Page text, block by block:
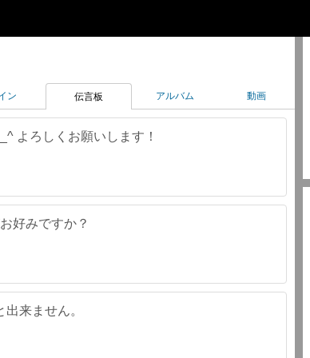
ン 伝言板 アルバム 動画
よろしくお願いします！
好みですか？
来ません。